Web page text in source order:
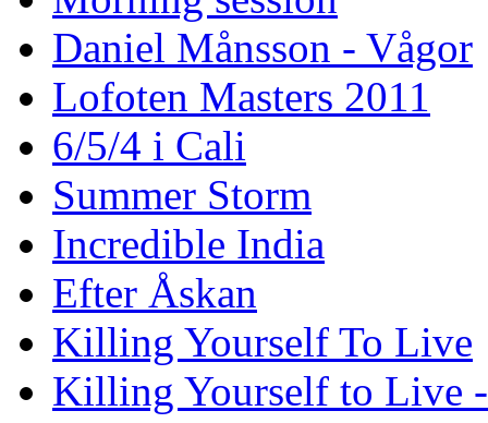
Daniel Månsson - Vågor
Lofoten Masters 2011
6/5/4 i Cali
Summer Storm
Incredible India
Efter Åskan
Killing Yourself To Live
Killing Yourself to Live -